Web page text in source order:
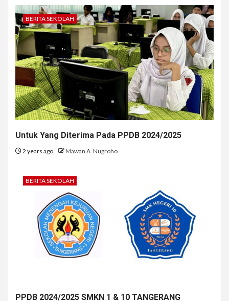
BERITA SEKOLAH
Untuk Yang Diterima Pada PPDB 2024/2025
2 years ago Mawan A. Nugroho
BERITA SEKOLAH
PPDB 2024/2025 SMKN 1 & 10 TANGERANG